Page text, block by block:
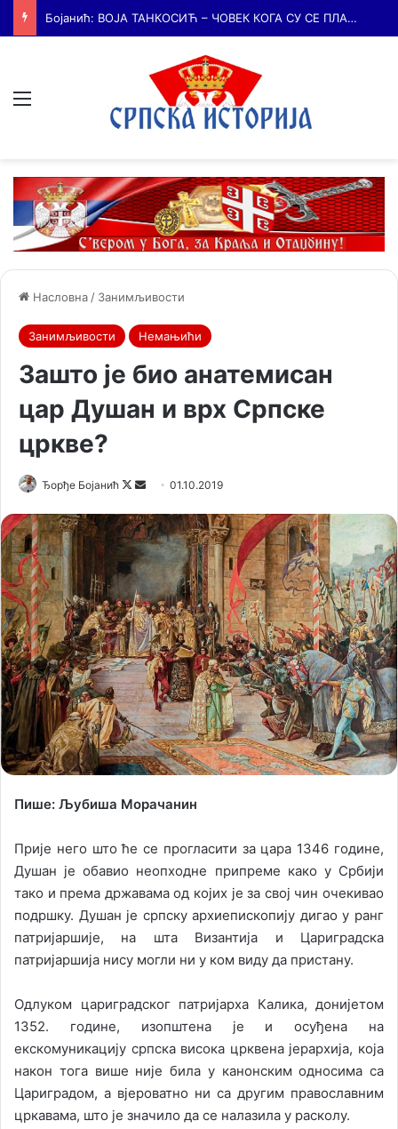
Мени
Насловна / Занимљивости
Занимљивости Немањићи
Зашто је био анатемисан
цар Душан и врх Српске
цркве?
Ђорђе Бојанић
Follow
X
Send
email
01.10.2019
Пише: Љубиша Морачанин
Прије него што ће се прогласити за цара 1346 године,
Душан је обавио неопходне припреме како у Србији
тако и према државама од којих је за свој чин очекивао
подршку. Душан је српску архиепископију дигао у ранг
патријаршије, на шта Византија и Цариградска
патријаршија нису могли ни у ком виду да пристану.
Одлуком цариградског патријарха Калика, донијетом
1352. године, изопштена је и осуђена на
екскомуникацију српска висока црквена јерархија, која
након тога више није била у канонским односима са
Цариградом, а вјероватно ни са другим православним
цркавама, што је значило да се налазила у расколу.